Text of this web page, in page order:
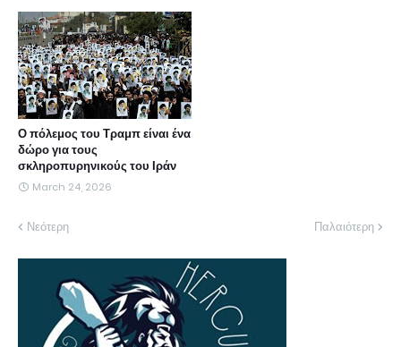
Ο πόλεμος του Τραμπ είναι ένα
δώρο για τους
σκληροπυρηνικούς του Ιράν
March 24, 2026
Νεότερη Παλαιότερη